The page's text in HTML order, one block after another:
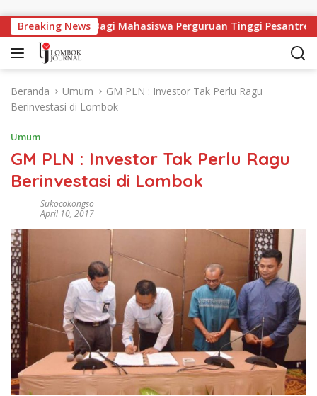
Breaking News
Kerja Bagi Mahasiswa Perguruan Tinggi Pesantren
Beranda Umum
GM PLN : Investor Tak Perlu Ragu
Berinvestasi di Lombok
Umum
GM PLN : Investor Tak Perlu Ragu
Berinvestasi di Lombok
Sukocokongso
April 10, 2017